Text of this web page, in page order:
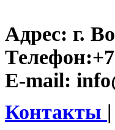
Адрес: г.
Телефон:
E-mail:
Контакты |